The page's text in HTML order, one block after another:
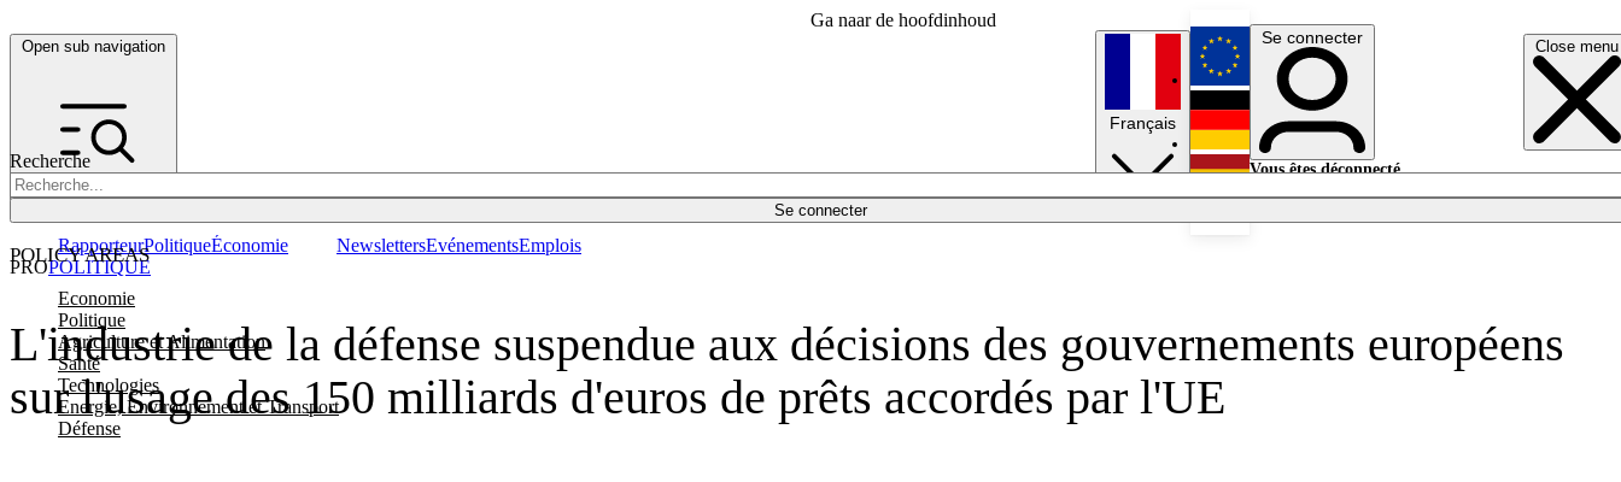
Ga naar de hoofdinhoud
Open sub navigation Close menu
Recherche
Se connecter
POLICY AREAS
Economie
Politique
Agriculture et Alimentation
Santé
Technologies
Energie, Environnement et Transport
Défense
RapporteurPolitiqueÉconomie NewslettersEvénementsEmplois
Français
English
Deutsch
Se connecter
Vous êtes déconnecté.
L'industrie de la défense suspendue aux décisions des gouvernements européens
sur l'usage des 150 milliards d'euros de prêts accordés par l'UE
PROPOLITIQUE